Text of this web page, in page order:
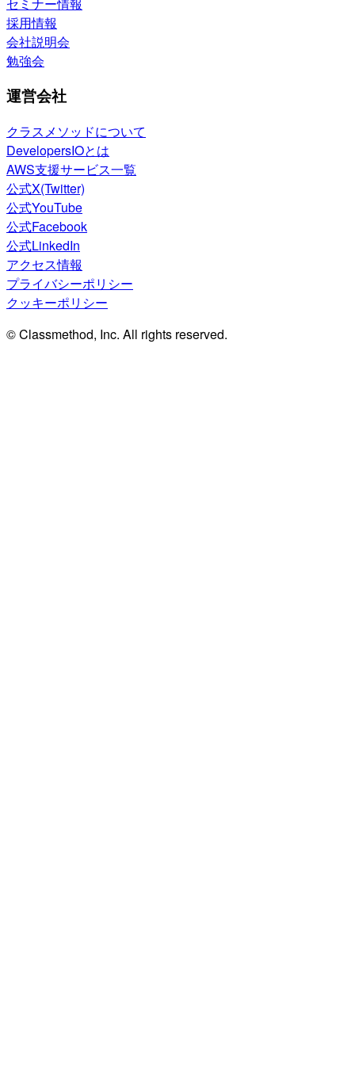
採用情報
会社説明会
勉強会
運営会社
クラスメソッドについて
DevelopersIOとは
AWS支援サービス一覧
公式X(Twitter)
公式YouTube
公式Facebook
公式LinkedIn
アクセス情報
プライバシーポリシー
クッキーポリシー
© Classmethod, Inc. All rights reserved.